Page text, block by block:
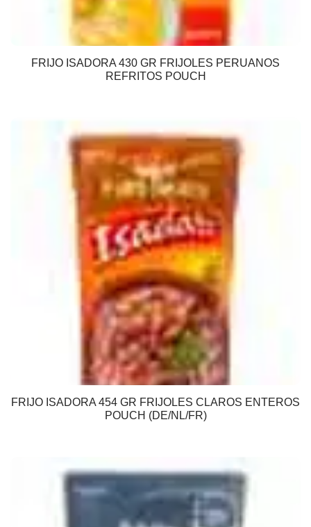
FRIJO ISADORA 430 GR FRIJOLES PERUANOS
REFRITOS POUCH
FRIJO ISADORA 454 GR FRIJOLES CLAROS ENTEROS
POUCH (DE/NL/FR)